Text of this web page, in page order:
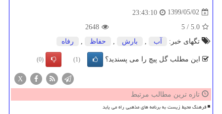
1399/05/02
23:43:10
5.0
/
5
2648
تگهای خبر:
آب بارش حفاظ رفاه
این مطلب گل پیچ را می پسندید؟ (1)
(0)
X
تازه ترین مطالب مرتبط
فرهنگ محیط زیست به برنامه های مذهبی راه می یابد